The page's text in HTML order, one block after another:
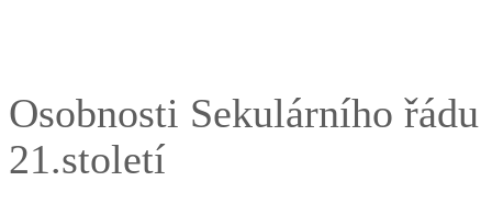
Osobnosti Sekulárního řádu
21.století